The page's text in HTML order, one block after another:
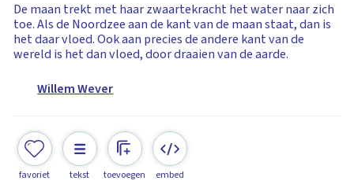
De maan trekt met haar zwaartekracht het water naar zich
toe. Als de Noordzee aan de kant van de maan staat, dan is
het daar vloed. Ook aan precies de andere kant van de
wereld is het dan vloed, door draaien van de aarde.
Willem Wever
favoriet tekst toevoegen embed